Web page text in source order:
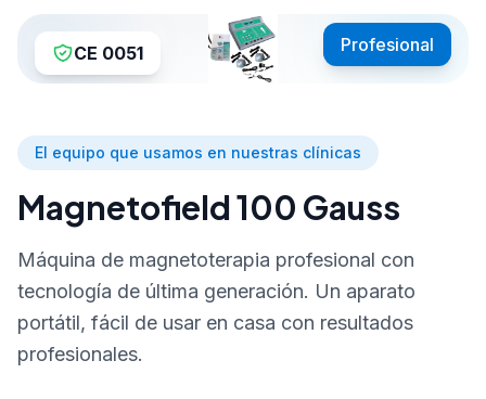
CE 0051 Profesional
El equipo que usamos en nuestras clínicas
Magnetofield 100 Gauss
Máquina de magnetoterapia profesional con
tecnología de última generación. Un aparato
portátil, fácil de usar en casa con resultados
profesionales.